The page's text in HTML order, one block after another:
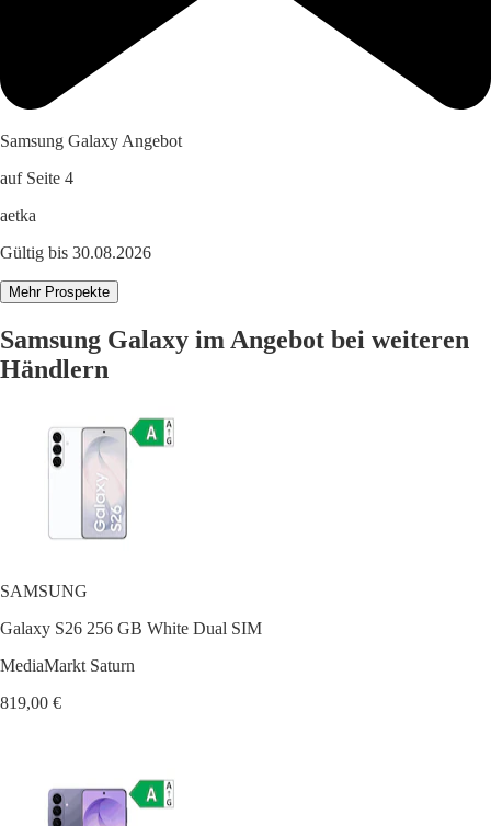
Samsung Galaxy Angebot
auf Seite 4
aetka
Gültig bis 30.08.2026
Mehr Prospekte
Samsung Galaxy im Angebot bei weiteren
Händlern
SAMSUNG
Galaxy S26 256 GB White Dual SIM
MediaMarkt Saturn
819,00 €